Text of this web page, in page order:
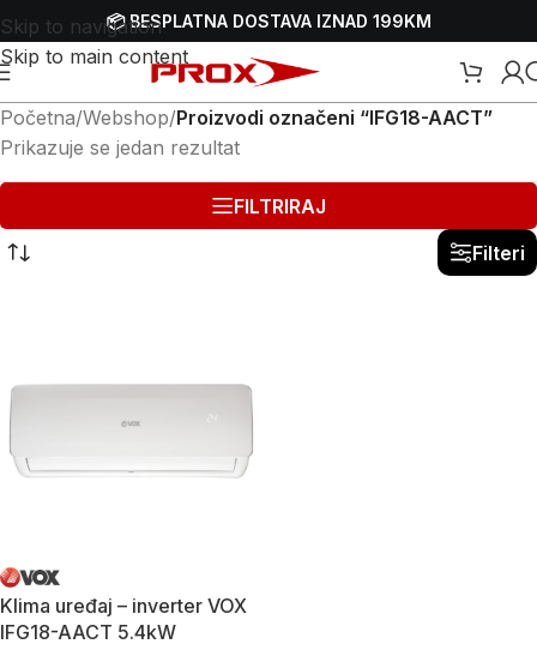
Skip to navigation
Skip to main content
📦 BESPLATNA DOSTAVA IZNAD 199KM
Početna/Webshop/Proizvodi označeni “IFG18-AACT”
Prikazuje se jedan rezultat
FILTRIRAJ
Filteri
Klima uređaj – inverter VOX
IFG18-AACT 5.4kW